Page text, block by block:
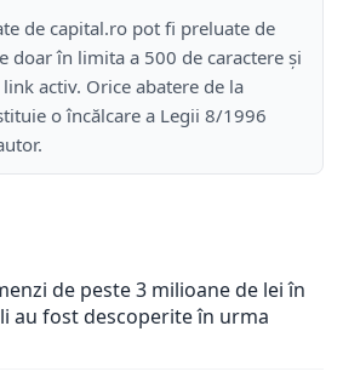
de capital.ro pot fi preluate de
doar în limita a 500 de caractere și
activ. Orice abatere de la
o încălcare a Legii 8/1996
de peste 3 milioane de lei în
au fost descoperite în urma